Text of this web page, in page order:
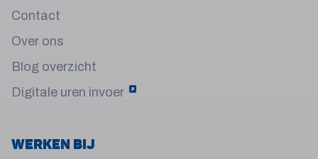
Contact
Over ons
Blog overzicht
Digitale uren invoer
Werken bij